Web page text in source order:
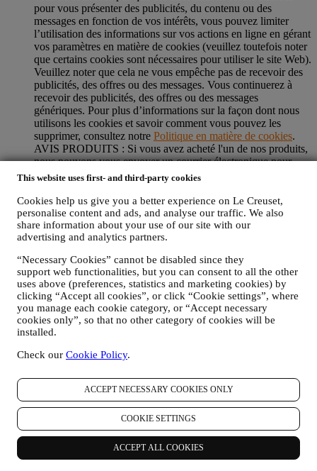
This website uses first- and third-party cookies
Cookies help us give you a better experience on Le Creuset,
personalise content and ads, and analyse our traffic. We also
share information about your use of our site with our
advertising and analytics partners.
“Necessary Cookies” cannot be disabled since they
support web functionalities, but you can consent to all the other
uses above (preferences, statistics and marketing cookies) by
clicking “Accept all cookies”, or click “Cookie settings”, where
you manage each cookie category, or “Accept necessary
cookies only”, so that no other category of cookies will be
installed.
Check our Cookie Policy.
ACCEPT NECESSARY COOKIES ONLY
COOKIE SETTINGS
ACCEPT ALL COOKIES
pour vous présenter des publicités, du contenu ou des
messages en fonction de vos intérêts, vous pouvez limiter
l’utilisation des informations sur vos actions en ligne en gérant
vos paramètres en matière de cookies (veuillez toutefois noter
que certains cookies sont nécessaires pour utiliser le site Web).
Veuillez noter que cela ne vous empêche pas de recevoir des
publicités, des offres ou des messages. Vous continuerez à
recevoir des publicités, des offres ou des messages
génériques. Pour plus d’informations sur la façon dont nous
utilisons les cookies et savoir comment vous pouvez les
supprimer, consultez notre Politique en matière de cookies.
AVIS PRODUITS : Si vous avez acheté l'un de nos produits,
nous pouvons vous envoyer un courrier électronique pour
vous demander votre avis sur ce produit. Nous sommes
intéressés par les commentaires de nos clients (s'ils souhaitent
fournir de telles informations) afin d'améliorer constamment
nos produits et services. À la fin du processus d'achat, nous
pouvons également vous inviter à rédiger votre avis sur le
produit. L'avis n'est pas obligatoire, et vous êtes libre de le
WHATSAPP FOR BUSINESS : Certains de nos magasins
physiques utilisent WhatsApp Business avec les clients qui en
font la demande, uniquement pour fournir une assistance et
envoyer des informations sur nos produits. Ce canal n'est pas
destiné à la vente de nos produits. Aucune donnée de carte de
crédit ou autre information sensible ne sera demandée via
les garanties de WhatsApp pour le transfert international de
policy-eea. Vous pouvez exercer vos droits en matière de
protection des données, y compris de révocation et
d'effacement des données, en contactant votre magasin ou
envoyant un courrier électronique à l’adresse
privacy@lecreuset.com. La conservation des données par
WhatsApp est couverte par la politique de confidentialité de
l'application ; Le Creuset supprimera ces informations après 1